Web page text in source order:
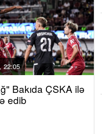
22:05
Bakıda ÇSKA ilə
edib